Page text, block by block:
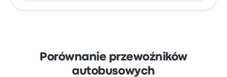
Porównanie przewoźników
autobusowych